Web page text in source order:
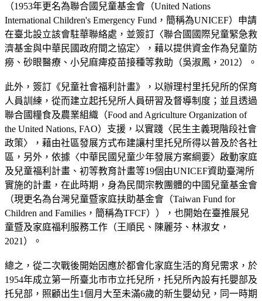
（1953年更名為聯合國兒童基金會（United Nations
International Children's Emergency Fund，簡稱為UNICEF）申請
在臺北設立該會駐華聯絡處，並簽訂〈聯合國國際兒童緊急救
濟基金與中華民國政府間之協定〉，藉以提供資金作為兒童防
癆、砂眼醫療、小兒麻痺疫苗接種等救助（吳淑鳳，2012）。
此外，簽訂《兒童社會福利計畫》，以辦理村里托兒所的保育
人員訓練，從而建立起托兒所人員研習及督導制度；並且透過
聯合國糧食及農業組織（Food and Agriculture Organization of
the United Nations, FAO）支援，以實踐〈民生主義現階段社會
政策〉，藉由社區發展方式布建讓村里托兒所得以普及於各社
區，另外，依據〈中華民國兒童少年發展方案綱要〉啟動家庭
及兒童福利計畫、初等教育計畫等19個由UNICEF資助臺灣所
實施的計畫，在此時期，身為民間宗教團體的中國兒童基金會
（現更名為台灣兒童暨家庭扶助基金會（Taiwan Fund for
Children and Families，簡稱為TFCF）），也開始在臺推展兒
童暨及家庭福利服務工作（王順民、陳麗芬、林淑女，
2021）。
總之，從二次戰後開始因應於都會化家庭生活的育兒需求，於
1954年成立第一所臺北市市立托兒所，托兒所內設有托嬰部及
托兒部，照顧出生1個月大至未滿6歲的新生嬰幼兒，同一時期